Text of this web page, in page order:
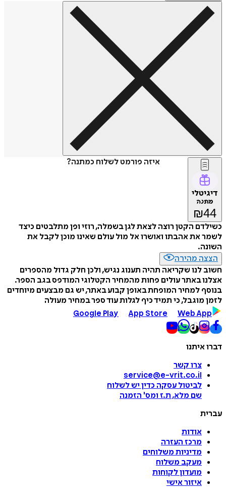
איזה פורמט לשלוח כמתנה?
דיגיטלי
מתנה
₪44
כשילדם הקטן רוצה לצאת לגן בשמלה, רוזי ופן מתלבטים כיצד
לשמר את אהבתו ואושרו אל מול עולם שאינו מוכן לקבל את
השונה.
הצצה מהירה
חשוב לנו שקריאה תהיה תענוג נגיש, ולכן חלק גדול מהספרים
אצלנו באתר עולים פחות מהמחיר הקטלוגי המודפס בגב הספר.
בנוסף למחיר המופחת באופן קבוע באתר, יש גם מבצעים מיוחדים
לזמן מוגבל, כי תמיד כיף לגלות עוד ספר במחיר מעולה
Google Play
App Store Web App
דברו איתנו
צרו קשר
service@e-vrit.co.il
לביטול עסקה כדין יש לשלוח
שם מלא, ת.ז ומס' הזמנה
עברית
אודות
מרכז העזרה
מדיניות משלוחים
מעקב משלוח
מועדון לקוחות
איזור אישי